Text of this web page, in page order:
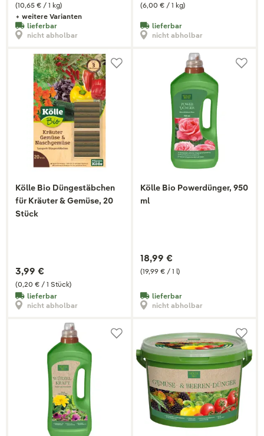
(10,65 € / 1 kg)
+ weitere Varianten
lieferbar
nicht abholbar
(6,00 € / 1 kg)
lieferbar
nicht abholbar
Kölle Bio Düngestäbchen
für Kräuter & Gemüse, 20
Stück
(0,20 € / 1 Stück)
3,99 €
lieferbar
nicht abholbar
Kölle Bio Powerdünger, 950
ml
(19,99 € / 1 l)
18,99 €
lieferbar
nicht abholbar